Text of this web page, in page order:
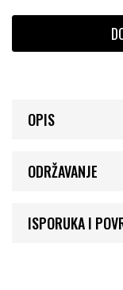
OPIS
ODRŽAVANJE
ISPORUKA I